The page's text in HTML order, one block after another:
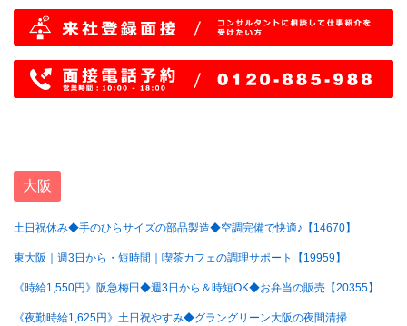
大阪
土日祝休み◆手のひらサイズの部品製造◆空調完備で快適♪【14670】
東大阪｜週3日から・短時間｜喫茶カフェの調理サポート【19959】
《時給1,550円》阪急梅田◆週3日から＆時短OK◆お弁当の販売【20355】
《夜勤時給1,625円》土日祝やすみ◆グラングリーン大阪の夜間清掃